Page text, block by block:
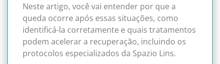
Neste artigo, você vai entender por que a
queda ocorre após essas situações, como
identificá-la corretamente e quais tratamentos
podem acelerar a recuperação, incluindo os
protocolos especializados da Spazio Lins.